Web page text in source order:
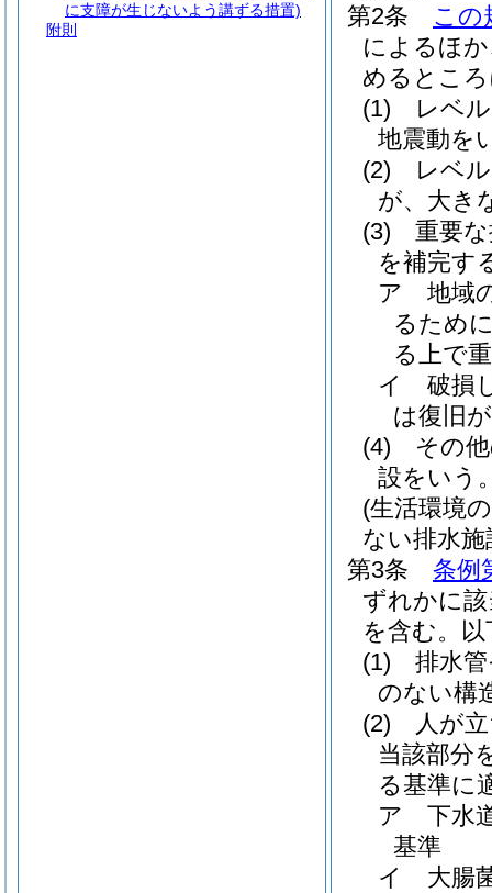
第2条
この
によるほ
めるとこ
(1)
レベ
地震動を
(2)
レベ
が、大き
(3)
重要
を補完す
ア
地域
るため
る上で
イ
破損
は復旧
(4)
その
設をいう
(生活環境
ない排水
第3条
条例
ずれかに
を含む。
(1)
排水
のない構
(2)
人が
当該部分
る基準に
ア
下水
基準
イ
大腸
に支障が生じないよう講ずる措置)
附則